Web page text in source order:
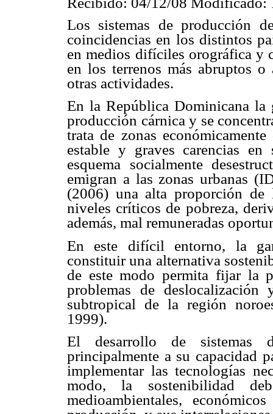
Los sistemas de producción
coincidencias en los distintos
en medios difíciles orográfica y
en los terrenos más abruptos
otras actividades.
En la República Dominicana la
producción cárnica y se
trata de zonas
estable y graves carencias
esquema socialmente
emigran a las zonas urbanas
(2006) una alta proporción
niveles críticos de pobreza,
además, mal remuneradas
En este difícil entorno, la
constituir una alternativa
de este modo permita fijar la
problemas de
subtropical de la región
1999).
El desarrollo de sistemas
principalmente a su capacidad
implementar las tecnologías
modo, la sostenibilidad
medioambientales,